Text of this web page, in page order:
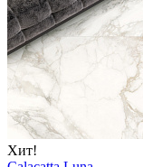
Хит!